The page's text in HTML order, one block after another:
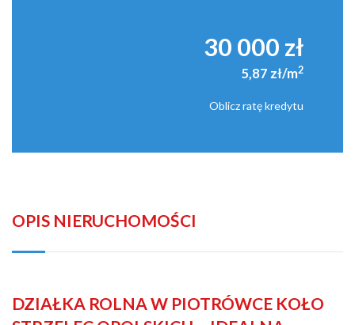
30 000 zł
5,87 zł/m2
Oblicz ratę kredytu
OPIS NIERUCHOMOŚCI
DZIAŁKA ROLNA W PIOTRÓWCE KOŁO